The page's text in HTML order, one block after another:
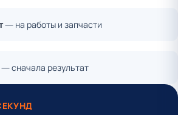
— на работы и запчасти
— сначала результат